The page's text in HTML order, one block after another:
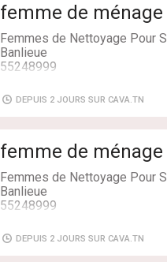
femme de
Femmes de Nettoyage Pour
Banlieue
55248999
DEPUIS 2 JOURS SUR CAVA.TN
femme de
Femmes de Nettoyage Pour
Banlieue
55248999
DEPUIS 2 JOURS SUR CAVA.TN